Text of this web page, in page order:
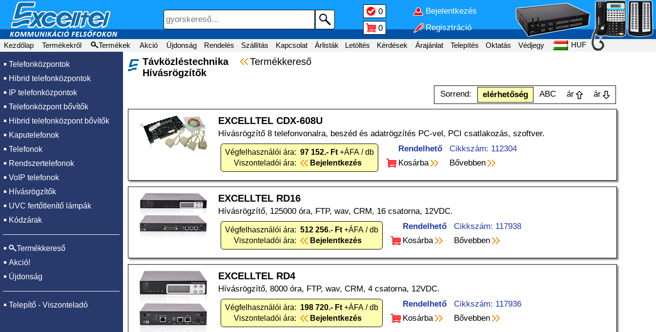
0
0
Bejelentkezés
Regisztráció
Kezdőlap Termékekről Termékek Akció Újdonság Rendelés Szállítás Kapcsolat Árlisták Letöltés Kérdések Árajánlat Telepítés Oktatás Védjegy HUF
Telefonközpontok
Hibrid telefonközpontok
IP telefonközpontok
Telefonközpont bővítők
Hibrid telefonközpont bővítők
Kaputelefonok
Telefonok
Rendszertelefonok
VoIP telefonok
Hívásrögzítők
UVC fertőtlenítő lámpák
Kódzárak
Termékkereső
Akció!
Újdonság
Telepítő - Viszonteladó
Távközléstechnika
Termékkereső
Hívásrögzítők
Sorrend: elérhetőség ABC ár ár
EXCELLTEL CDX-608U
Hívásrögzítő 8 telefonvonalra, beszéd és adatrögzítés PC-vel, PCI csatlakozás, szoftver.
Végfelhasználói ára: 97 152.- Ft +ÁFA / db
Viszonteladói ára:
Bejelentkezés
Rendelhető
Cikkszám: 112304
Kosárba
Bővebben
EXCELLTEL RD16
Hívásrögzítő, 125000 óra, FTP, wav, CRM, 16 csatorna, 12VDC.
Végfelhasználói ára: 512 256.- Ft +ÁFA / db
Viszonteladói ára:
Bejelentkezés
Rendelhető
Cikkszám: 117938
Kosárba
Bővebben
EXCELLTEL RD4
Hívásrögzítő, 8000 óra, FTP, wav, CRM, 4 csatorna, 12VDC.
Végfelhasználói ára: 198 720.- Ft +ÁFA / db
Viszonteladói ára:
Bejelentkezés
Rendelhető
Cikkszám: 117936
Kosárba
Bővebben